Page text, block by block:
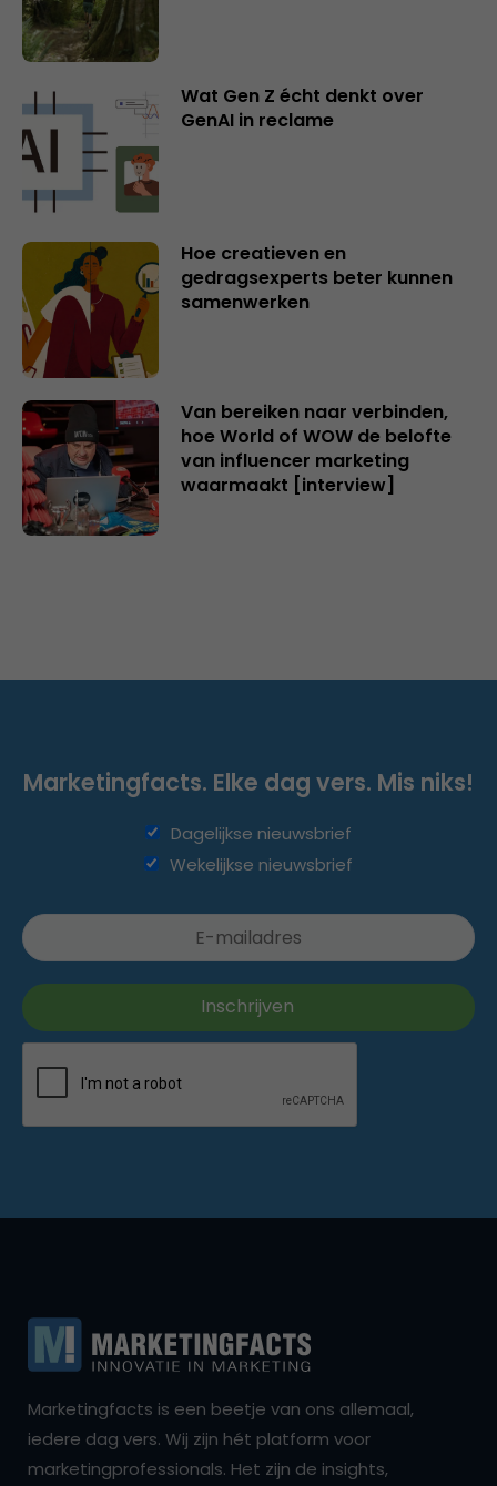
Wat Gen Z écht denkt over
GenAI in reclame
Hoe creatieven en
gedragsexperts beter kunnen
samenwerken
Van bereiken naar verbinden,
hoe World of WOW de belofte
van influencer marketing
waarmaakt [interview]
Marketingfacts. Elke dag vers. Mis niks!
Dagelijkse nieuwsbrief
Wekelijkse nieuwsbrief
Marketingfacts is een beetje van ons allemaal,
iedere dag vers. Wij zijn hét platform voor
marketingprofessionals. Het zijn de insights,